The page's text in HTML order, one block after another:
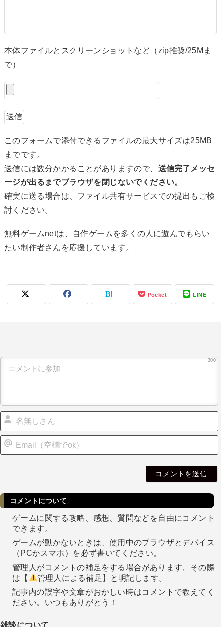
本体ファイルとスクリーンショットなど（zip推奨/25Mま
で）
このフィールドは空のままにしてください。
このフォームで添付できるファイルの最大サイズは25MB
までです。
送信には数分かかることがありますので、 送信完了メッセ
ージが出るまでブラウザを閉じないでください。
確実に送る場合は、ファイル共有サービスでの提出もご検
討ください。
無料ゲームnetは、自作ゲームを多くの人に遊んでもらい
たい制作者さんを応援しています。
Pocket LINE
300
コメントについて
ゲームに関する攻略、感想、質問などを自由にコメント
できます。
ゲームが動かないときは、使用中のブラウザとデバイス
（PCかスマホ）を必ず書いてください。
管理人がコメントの補足をする場合があります。その際
は【
管理人による補足】と明記します。
記事内の誤字や文章がおかしい時はコメントで教えてく
ださい。いつもありがとう！
雑談について